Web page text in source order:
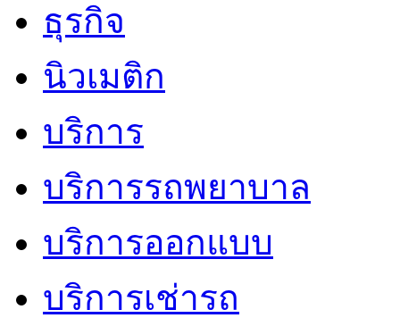
ธุรกิจ
นิวเมติก
บริการ
บริการรถพยาบาล
บริการออกแบบ
บริการเช่ารถ